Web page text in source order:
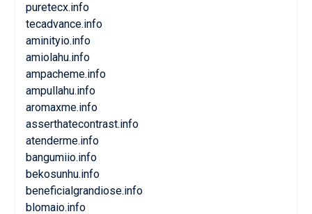
puretecx.info
tecadvance.info
aminityio.info
amiolahu.info
ampacheme.info
ampullahu.info
aromaxme.info
asserthatecontrast.info
atenderme.info
bangumiio.info
bekosunhu.info
beneficialgrandiose.info
blomaio.info